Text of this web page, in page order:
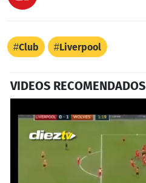
Club Liverpool
VIDEOS RECOMENDADOS